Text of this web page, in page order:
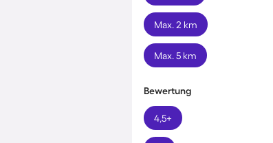
Max. 2 km
Max. 5 km
Bewertung
4,5+